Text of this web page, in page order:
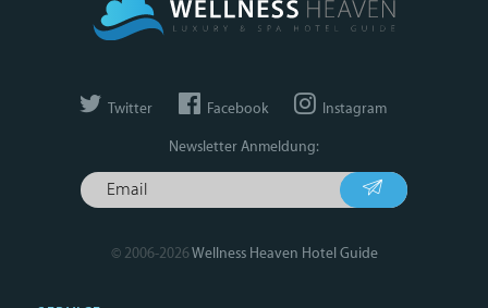
Twitter Facebook Instagram
Newsletter Anmeldung:
© 2006-2026Wellness Heaven Hotel Guide